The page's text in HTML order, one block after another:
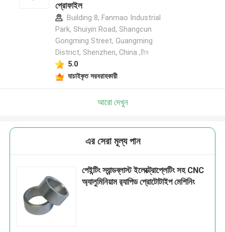
প্রোফাইল
Building 8, Fanmao Industrial
Park, Shuiyin Road, Shangcun
Gongming Street, Guangming
District, Shenzhen, China ,চীন
5.0
যাচাইকৃত সরবরাহকারী
আরো দেখুন
এর সেরা মূল্য পান
পেইন্টিং স্যান্ডব্লাস্ট ইলেক্ট্রোপ্লেটিং সহ CNC
অ্যালুমিনিয়াম র‌্যাপিড প্রোটোটাইপ মেশিনিং